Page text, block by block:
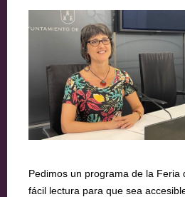
Pedimos un programa de la Feria
fácil lectura para que sea